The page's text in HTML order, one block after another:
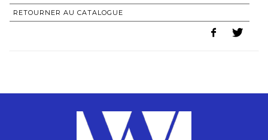
RETOURNER AU CATALOGUE